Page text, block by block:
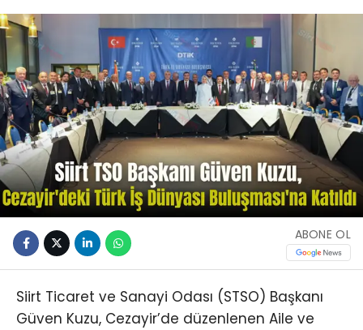
ABONE OL
Siirt Ticaret ve Sanayi Odası (STSO) Başkanı
Güven Kuzu, Cezayir’de düzenlenen Aile ve